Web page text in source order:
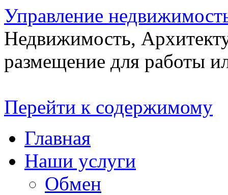
Управление
Недвижимость,
размещение для работы
Перейти к содержимому
Главная
Наши услуги
Обмен